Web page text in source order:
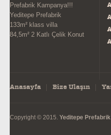
Prefabrik Kampanya!!!
Yeditepe Prefabrik
133m² klass villa
84,5m² 2 Katlı Çelik Konut
Anasayfa Bize Ulaşın
Copyright © 2015. Yeditepe Prefabrik